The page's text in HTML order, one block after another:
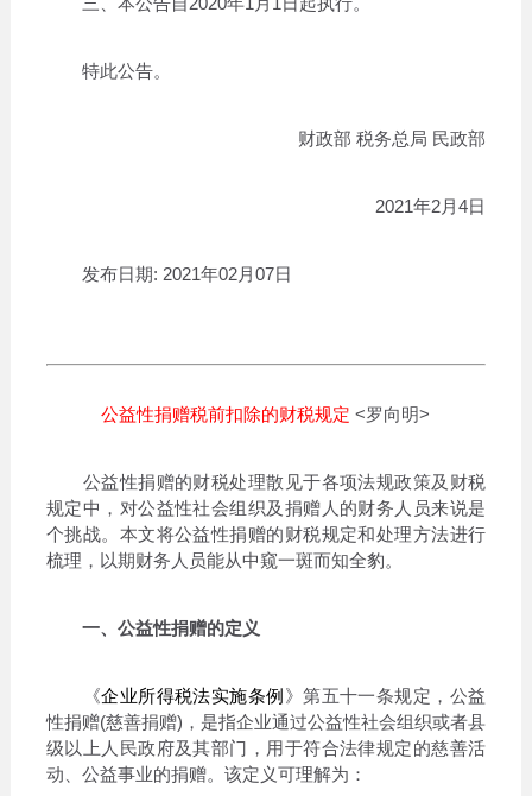
特此公告。
财政部 税务总局 民政部
2021年2月4日
发布日期: 2021年02月07日
公益性捐赠税前扣除的财税规定 <罗向明>
公益性捐赠的财税处理散见于各项法规政策及财税
规定中，对公益性社会组织及捐赠人的财务人员来说是
个挑战。本文将公益性捐赠的财税规定和处理方法进行
梳理，以期财务人员能从中窥一斑而知全豹。
一、公益性捐赠的定义
《企业所得税法实施条例》第五十一条规定，公益
性捐赠(慈善捐赠)，是指企业通过公益性社会组织或者县
级以上人民政府及其部门，用于符合法律规定的慈善活
动、公益事业的捐赠。该定义可理解为：